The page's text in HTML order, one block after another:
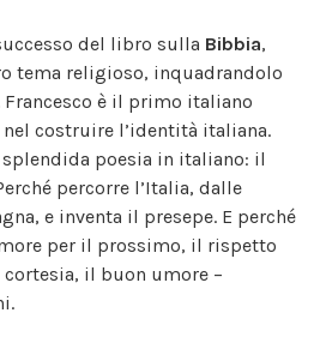
del libro sulla Bibbia,
tema religioso, inquadrandolo
è il primo italiano
costruire l’identità italiana.
poesia in italiano: il
percorre l’Italia, dalle
e inventa il presepe. E perché
per il prossimo, il rispetto
il buon umore –